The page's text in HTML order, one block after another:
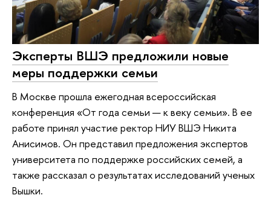
Эксперты ВШЭ предложили новые
меры поддержки семьи
В Москве прошла ежегодная всероссийская
конференция «От года семьи — к веку семьи». В ее
работе принял участие ректор НИУ ВШЭ Никита
Анисимов. Он представил предложения экспертов
университета по поддержке российских семей, а
также рассказал о результатах исследований ученых
Вышки.